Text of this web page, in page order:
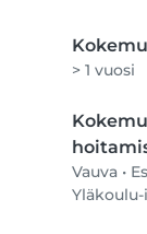
> 1 vuosi
Vauva •